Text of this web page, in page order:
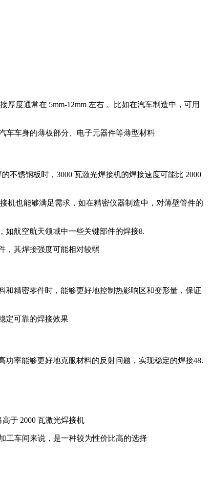
度通常在 5mm-12mm 左右 。比如在汽车制造中，可用
车车身的薄板部分、电子元器件等薄型材料
不锈钢板时，3000 瓦激光焊接机的焊接速度可能比 2000
机也能够满足需求，如在精密仪器制造中，对薄壁管件的
如航空航天领域中一些关键部件的焊接8.
，其焊接强度可能相对较弱
和精密零件时，能够更好地控制热影响区和变形量，保证
定可靠的焊接效果
率能够更好地克服材料的反射问题，实现稳定的焊接48.
于 2000 瓦激光焊接机
工车间来说，是一种较为性价比高的选择